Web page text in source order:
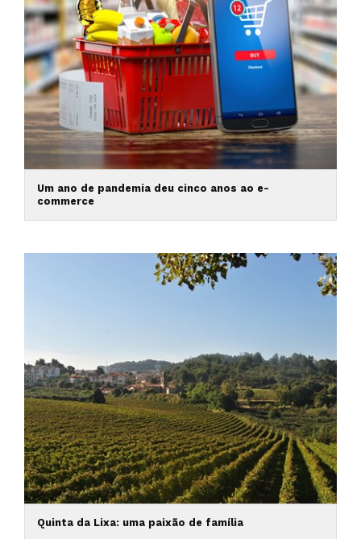
Um ano de pandemia deu cinco anos ao e-
commerce
Quinta da Lixa: uma paixão de família